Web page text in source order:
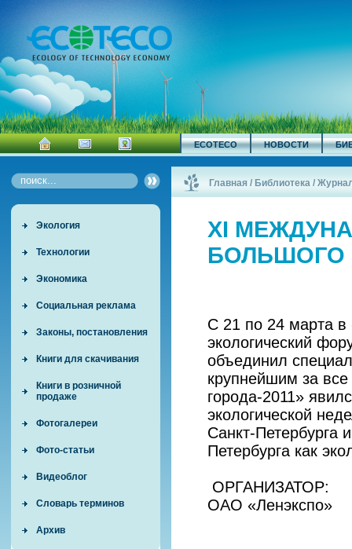
ECOTECO НОВОСТИ
Экология
Технологии
Экономика
Социальная реклама
Законы, постановления
Книги для скачивания
Книги в розничной
продаже
Фотогалереи
Фото-статьи
Видеоблог
Словарь терминов
Архив
Главная / Библиотека /
ХI
БОЛЬШОГО
C 21 по 24 марта
экологический
объединил
крупнейшим за
города-2011»
экологической
Санкт-Петербурга
Петербурга как
ОРГАНИЗАТОР:
ОАО «Ленэкспо»